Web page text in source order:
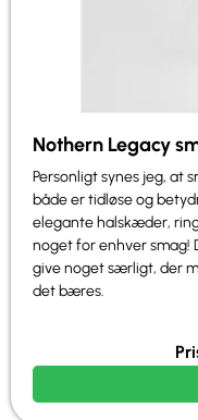
Nothern Legacy
Personligt synes jeg, at
både er tidløse og
elegante halskæder,
noget for enhver smag!
give noget særligt, der
det bæres.